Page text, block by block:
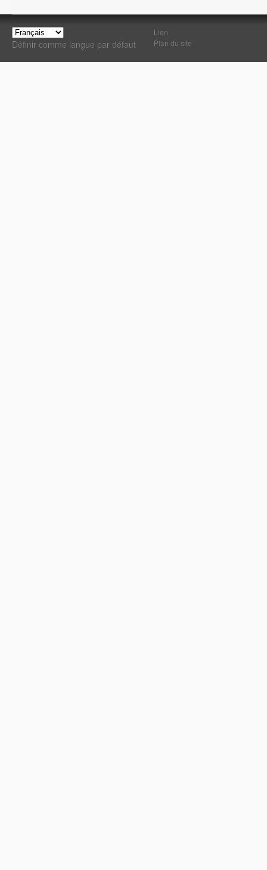
Définir comme langue par défaut
Lien
Plan du site